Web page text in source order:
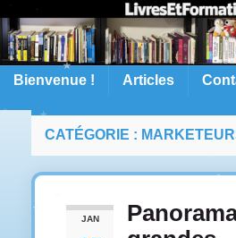
Bienvenue ! Articles
CATÉGORIE :
JAN